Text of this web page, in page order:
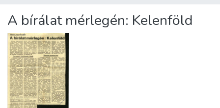
About us
A bírálat mérlegén: Kelenföld